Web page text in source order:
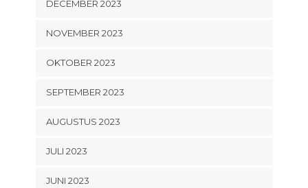
DECEMBER 2023
NOVEMBER 2023
OKTOBER 2023
SEPTEMBER 2023
AUGUSTUS 2023
JULI 2023
JUNI 2023